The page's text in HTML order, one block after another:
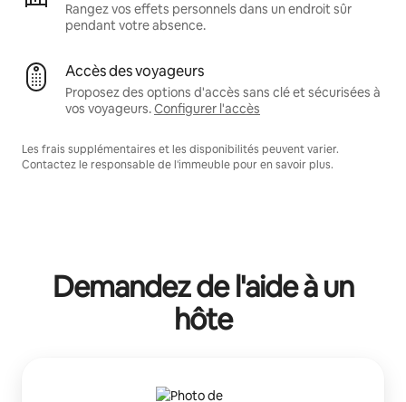
Rangez vos effets personnels dans un endroit sûr
pendant votre absence.
Accès des voyageurs
Proposez des options d'accès sans clé et sécurisées à
vos voyageurs.Configurer l'accès
Les frais supplémentaires et les disponibilités peuvent varier.
Contactez le responsable de l'immeuble pour en savoir plus.
Demandez de l'aide à un
hôte